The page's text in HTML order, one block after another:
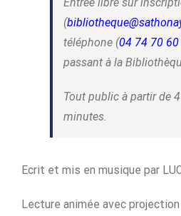
Entrée libre sur
(
téléphone (04 74 70 60
passant à la
Tout public à partir de
minutes.
Ecrit et mis en musique par
Lecture animée avec